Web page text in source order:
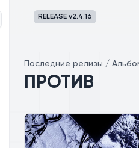
RELEASE v2.4.16
Последние релизы /
ПРОТИВ